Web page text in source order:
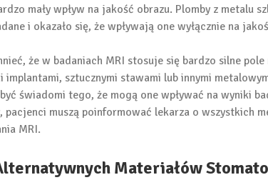
mały wpływ na jakość obrazu. Plomby z metalu
i okazało się, że wpływają one wyłącznie na
że w badaniach MRI stosuje się bardzo silne
implantami, sztucznymi stawami lub innymi
świadomi tego, że mogą one wpływać na wyniki
pacjenci muszą poinformować lekarza o wszystkich
MRI.
Materiałów